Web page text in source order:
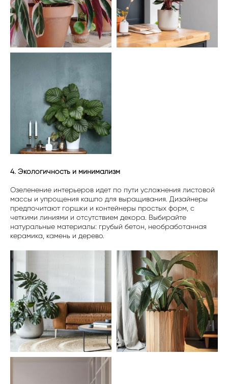
4. Экологичность и минимализм
Озеленение интерьеров идет по пути усложнения листовой
массы и упрощения кашпо для выращивания. Дизайнеры
предпочитают горшки и контейнеры простых форм, с
четкими линиями и отсутствием декора. Выбирайте
натуральные материалы: грубый бетон, необработанная
керамика, камень и дерево.